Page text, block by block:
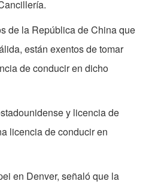
de la República de China que
están exentos de tomar
de conducir en dicho
y licencia de
licencia de conducir en
en Denver, señaló que la